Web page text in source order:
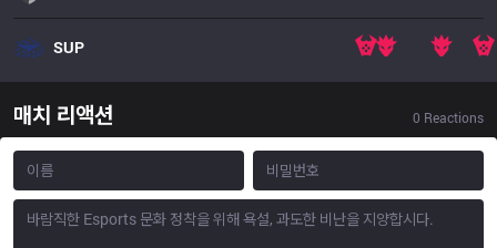
SUP
매치 리액션 0 Reactions